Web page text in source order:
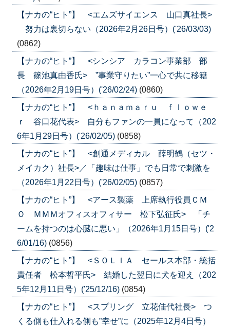
【ナカの“ヒト”】 <エムズサイエンス 山口真社長>
努力は裏切らない（2026年2月26日号）('26/03/03)
(0862)
【ナカの“ヒト”】 <シンシア カラコン事業部 部
長 篠池真由香氏> ”事業守りたい”一心で共に移籍
（2026年2月19日号）('26/02/24) (0860)
【ナカの“ヒト”】 <ｈａｎａｍａｒｕ ｆｌｏｗｅ
ｒ 谷口花代表> 自分もファンの一員になって（202
6年1月29日号）('26/02/05) (0858)
【ナカの“ヒト”】 <創通メディカル 薛明鶴（セツ・
メイカク）社長>／「趣味は仕事」でも日常で刺激を
（2026年1月22日号）('26/02/05) (0857)
【ナカの“ヒト”】 <アース製薬 上席執行役員ＣＭ
Ｏ ＭＭＭオフィスオフィサー 松下弘征氏> 「チ
ームを持つのは心臓に悪い」（2026年1月15日号）('2
6/01/16) (0856)
【ナカの“ヒト”】 <ＳＯＬＩＡ セールス本部・統括
責任者 松本哲平氏> 結婚した翌日に犬を迎え（202
5年12月11日号）('25/12/16) (0854)
【ナカの“ヒト”】 <スプリング 立花佳代社長> つ
くる側も仕入れる側も”幸せ”に（2025年12月4日号）